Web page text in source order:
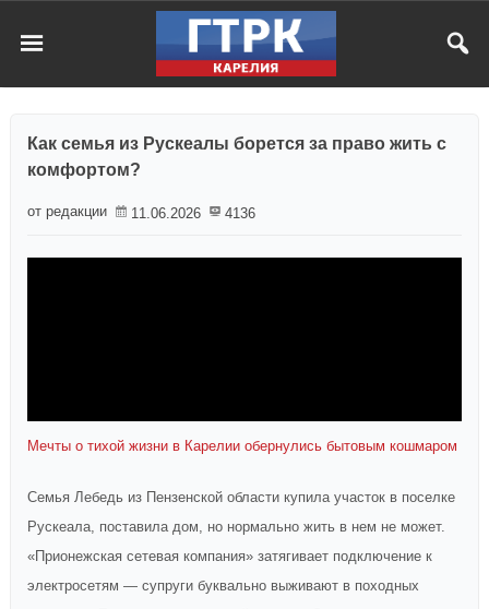
Как семья из Рускеалы борется за право жить с
комфортом?
от редакции 11.06.2026 4136
Мечты о тихой жизни в Карелии обернулись бытовым кошмаром
Семья Лебедь из Пензенской области купила участок в поселке
Рускеала, поставила дом, но нормально жить в нем не может.
«Прионежская сетевая компания» затягивает подключение к
электросетям — супруги буквально выживают в походных